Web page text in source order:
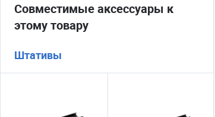
Совместимые аксессуары к
этому товару
Штативы